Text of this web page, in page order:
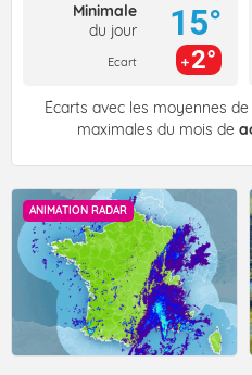
Minimale
du jour
Ecart
15°
2°
Écarts avec les moyennes
maximales du mois de
ANIMATION RADAR